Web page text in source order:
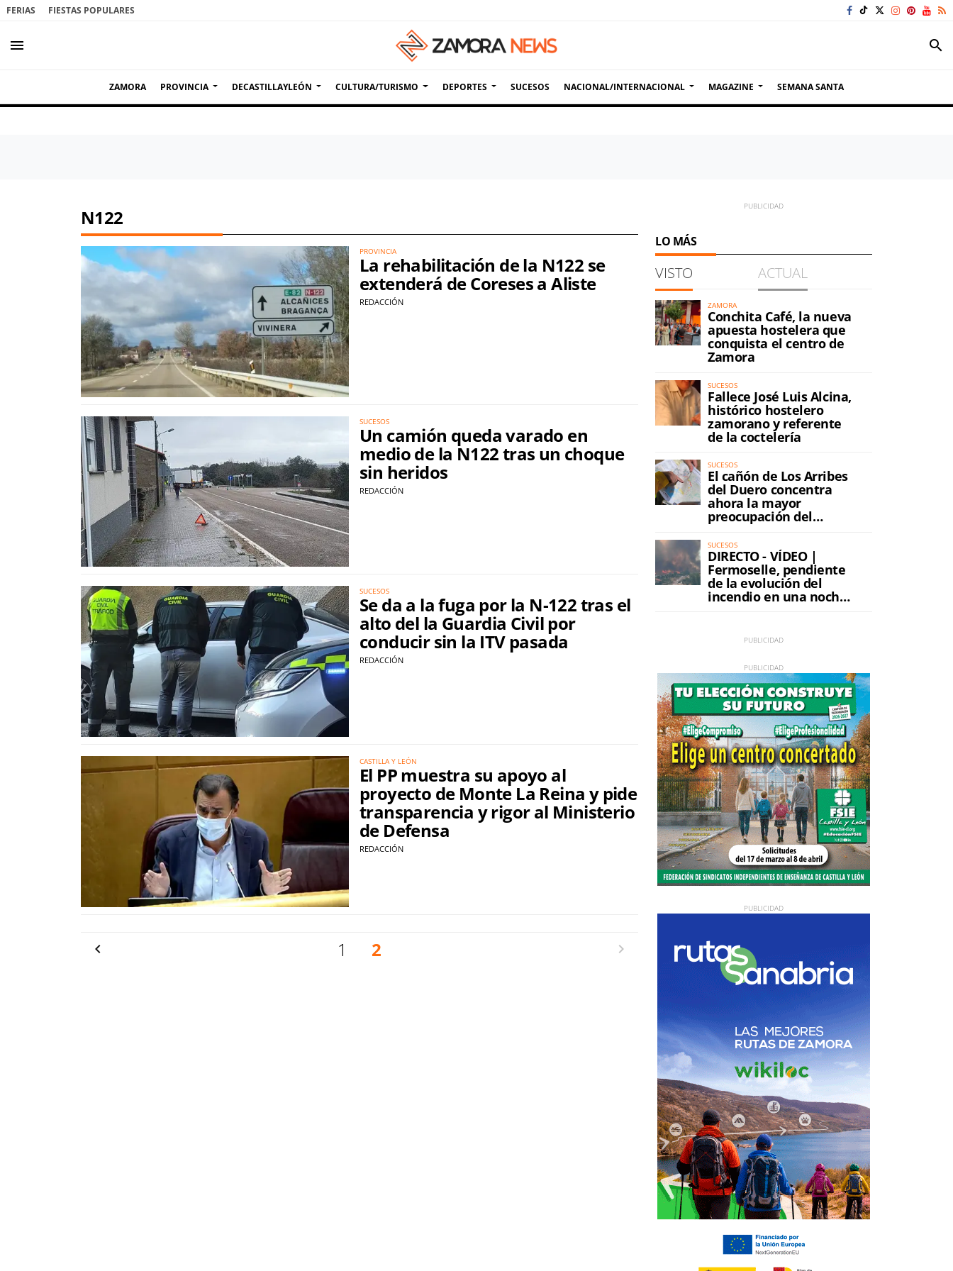
FERIAS FIESTAS POPULARES
menu search
ZAMORA PROVINCIA DECASTILLAYLEÓN CULTURA/TURISMO DEPORTES SUCESOS NACIONAL/INTERNACIONAL MAGAZINE SEMANA SANTA
N122
PROVINCIA
La rehabilitación de la N122 se
extenderá de Coreses a Aliste
REDACCIÓN
SUCESOS
Un camión queda varado en
medio de la N122 tras un choque
sin heridos
REDACCIÓN
SUCESOS
Se da a la fuga por la N-122 tras el
alto del la Guardia Civil por
conducir sin la ITV pasada
REDACCIÓN
CASTILLA Y LEÓN
El PP muestra su apoyo al
proyecto de Monte La Reina y pide
transparencia y rigor al Ministerio
de Defensa
REDACCIÓN
Anterior 1 2 Siguiente
LO MÁS
VISTO ACTUAL
ZAMORA
Conchita Café, la nueva
apuesta hostelera que
conquista el centro de
Zamora
SUCESOS
Fallece José Luis Alcina,
histórico hostelero
zamorano y referente
de la coctelería
SUCESOS
El cañón de Los Arribes
del Duero concentra
ahora la mayor
preocupación del
incendio
SUCESOS
DIRECTO - VÍDEO |
Fermoselle, pendiente
de la evolución del
incendio en una noche